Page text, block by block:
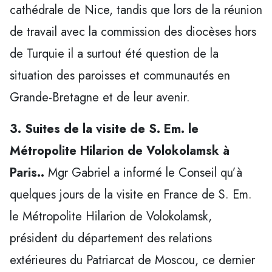
cathédrale de Nice, tandis que lors de la réunion
de travail avec la commission des diocèses hors
de Turquie il a surtout été question de la
situation des paroisses et communautés en
Grande-Bretagne et de leur avenir.
3. Suites de la visite de S. Em. le
Métropolite Hilarion de Volokolamsk à
Paris.. Mgr Gabriel a informé le Conseil qu’à
quelques jours de la visite en France de S. Em.
le Métropolite Hilarion de Volokolamsk,
président du département des relations
extérieures du Patriarcat de Moscou, ce dernier